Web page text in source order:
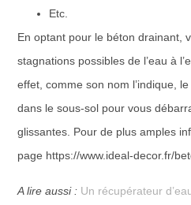
Etc.
En optant pour le béton drainant,
stagnations possibles de l’eau à
effet, comme son nom l’indique,
dans le sous-sol pour vous
glissantes. Pour de plus amples
page https://www.ideal-decor.fr/
A lire aussi : Un récupérateur